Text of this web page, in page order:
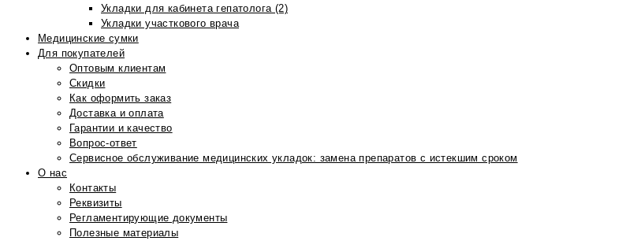
Укладки для кабинета гепатолога (2)
Укладки участкового врача
Медицинские сумки
Для покупателей
Оптовым клиентам
Скидки
Как оформить заказ
Доставка и оплата
Гарантии и качество
Вопрос-ответ
Сервисное обслуживание медицинских укладок: замена препаратов с истекшим сроком
О нас
Контакты
Реквизиты
Регламентирующие документы
Полезные материалы